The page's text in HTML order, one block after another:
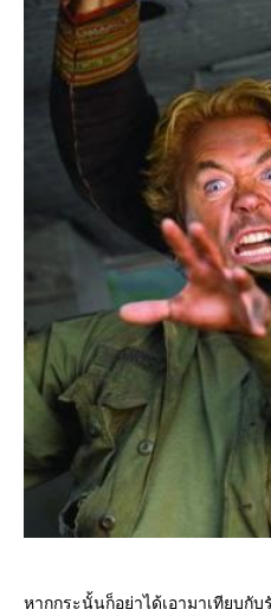
หากกระนั้นก็อย่าได้เอามาเทียบกั